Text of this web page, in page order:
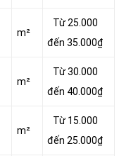
m²
Từ 25.000
đến 35.000₫
m²
Từ 30.000
đến 40.000₫
m²
Từ 15.000
đến 25.000₫